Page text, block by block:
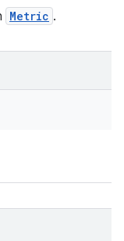
Metric .